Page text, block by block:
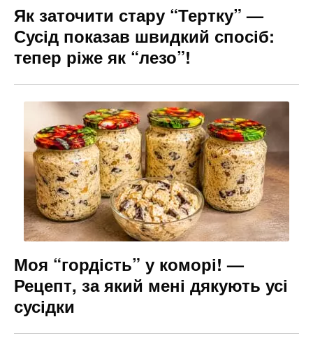
Як заточити стару “Тертку” —
Сусід показав швидкий спосіб:
тепер ріже як “лезо”!
Моя “гордість” у коморі! —
Рецепт, за який мені дякують усі
сусідки